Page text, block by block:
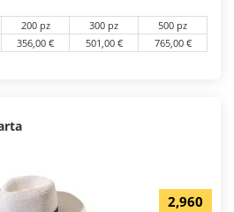
200 pz 300 pz
500 pz
356,00 € 501,00 € 765,00 €
2,960